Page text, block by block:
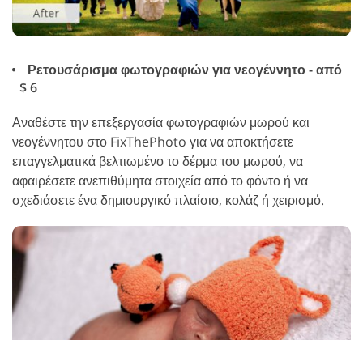
Ρετουσάρισμα φωτογραφιών για νεογέννητο - από
$ 6
Αναθέστε την επεξεργασία φωτογραφιών μωρού και
νεογέννητου στο FixThePhoto για να αποκτήσετε
επαγγελματικά βελτιωμένο το δέρμα του μωρού, να
αφαιρέσετε ανεπιθύμητα στοιχεία από το φόντο ή να
σχεδιάσετε ένα δημιουργικό πλαίσιο, κολάζ ή χειρισμό.